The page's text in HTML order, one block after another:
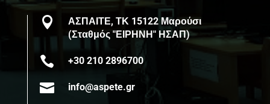

ΑΣΠΑΙΤΕ, ΤΚ 15122 Μαρούσι
(Σταθμός "ΕΙΡΗΝΗ" ΗΣΑΠ)
 +30 210 2896700
 info@aspete.gr